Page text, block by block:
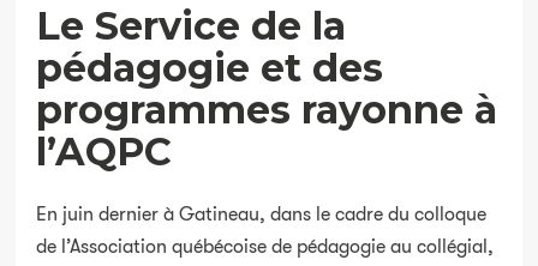
Le Service de la
pédagogie et des
programmes rayonne à
l’AQPC
En juin dernier à Gatineau, dans le cadre du colloque
de l’Association québécoise de pédagogie au collégial,